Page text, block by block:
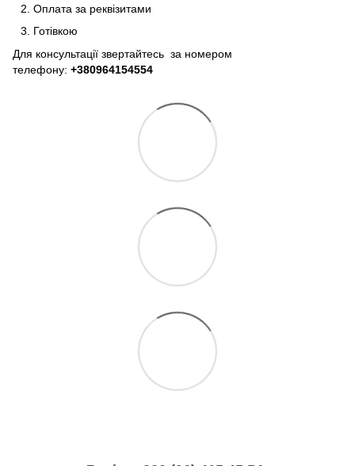
Оплата за реквізитами
Готівкою
Для консультації звертайтесь за номером
телефону: +380964154554